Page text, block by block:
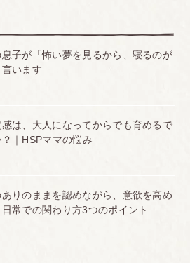
子が「怖い夢を見るから、寝るのが
います
感は、大人になってからでも育めるで
？｜HSPママの悩み
りのままを認めながら、意欲を高め
常での関わり方3つのポイント